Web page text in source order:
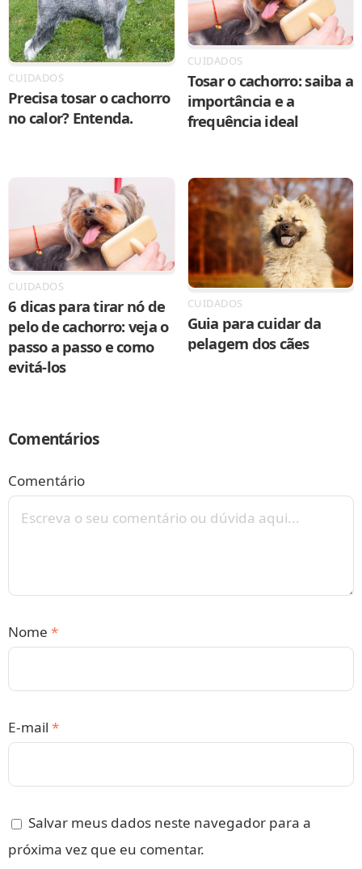
CUIDADOS
Precisa tosar o cachorro
no calor? Entenda.
CUIDADOS
Tosar o cachorro: saiba a
importância e a
frequência ideal
CUIDADOS
6 dicas para tirar nó de
pelo de cachorro: veja o
passo a passo e como
evitá-los
CUIDADOS
Guia para cuidar da
pelagem dos cães
Comentários
Comentário
Nome *
E-mail *
Salvar meus dados neste navegador para a
próxima vez que eu comentar.